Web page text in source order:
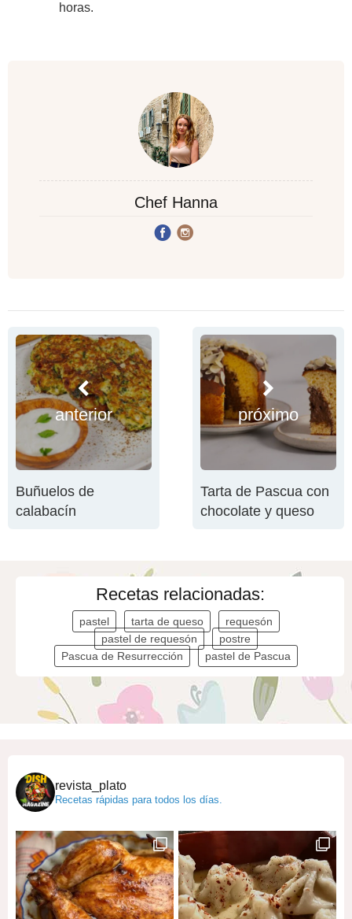
horas.
Chef Hanna
anterior
Buñuelos de
calabacín
próximo
Tarta de Pascua con
chocolate y queso
Recetas relacionadas:
pastel tarta de queso
requesón
pastel de requesón
postre
Pascua de Resurrección
pastel de Pascua
revista_plato
Recetas rápidas para todos los días.